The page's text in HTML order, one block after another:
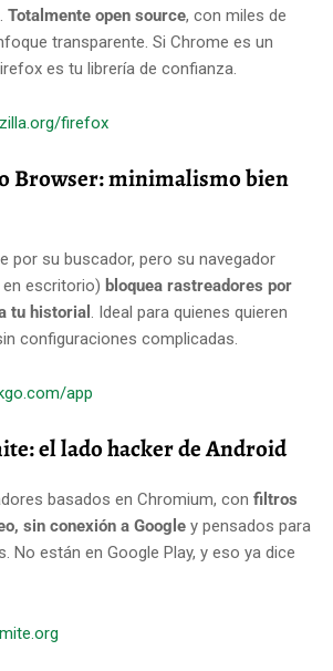
Totalmente open source, con miles de
transparente. Si Chrome es un
es tu librería de confianza.
firefox
Browser: minimalismo bien
por su buscador, pero su navegador
escritorio) bloquea rastreadores por
tu historial . Ideal para quienes quieren
configuraciones complicadas.
app
el lado hacker de Android
basados en Chromium, con filtros
sin conexión a Google y pensados para
No están en Google Play, y eso ya dice